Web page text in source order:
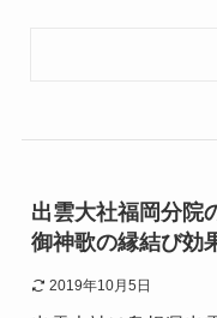
出雲大社福岡分院
御神歌の縁結び効
2019年10月5日